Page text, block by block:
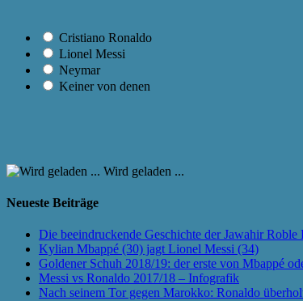
Cristiano Ronaldo
Lionel Messi
Neymar
Keiner von denen
Wird geladen ...
Neueste Beiträge
Die beeindruckende Geschichte der Jawahir Roble
Kylian Mbappé (30) jagt Lionel Messi (34)
Goldener Schuh 2018/19: der erste von Mbappé
Messi vs Ronaldo 2017/18 – Infografik
Nach seinem Tor gegen Marokko: Ronaldo